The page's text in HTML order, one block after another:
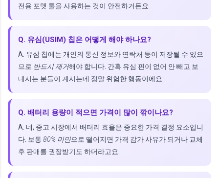
전용 포맷 툴을 사용하는 것이 안전하거든요.
Q. 유심(USIM) 칩은 어떻게 해야 하나요?
A. 유심 칩에는 개인의 통신 정보와 연락처 등이 저장될 수 있으
므로 반드시 제거해야 합니다. 간혹 유심 핀이 없어 안 빼고 보
내시는 분들이 계시는데 정말 위험한 행동이에요.
Q. 배터리 용량이 적으면 가격이 많이 깎이나요?
A. 네, 중고 시장에서 배터리 효율은 중요한 가격 결정 요소입니
다. 보통 80% 미만으로 떨어지면 가격 감가 사유가 되거나 교체
후 판매를 권장받기도 하더라고요.